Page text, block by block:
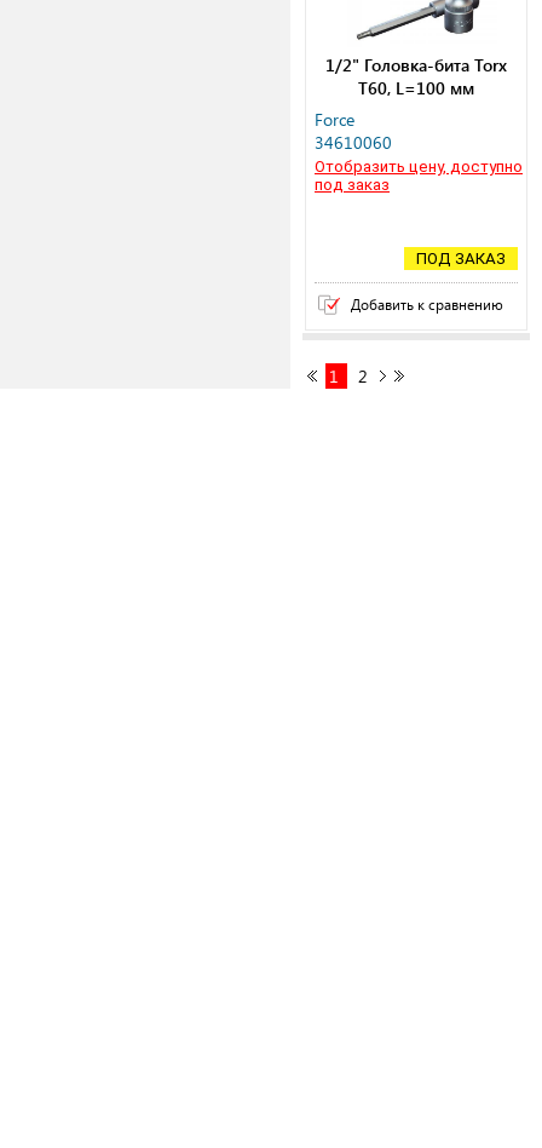
1/2" Головка-бита Torx
Т60, L=100 мм
Force
34610060
Отобразить цену, доступно
под заказ
ПОД ЗАКАЗ
Добавить к сравнению
1 2